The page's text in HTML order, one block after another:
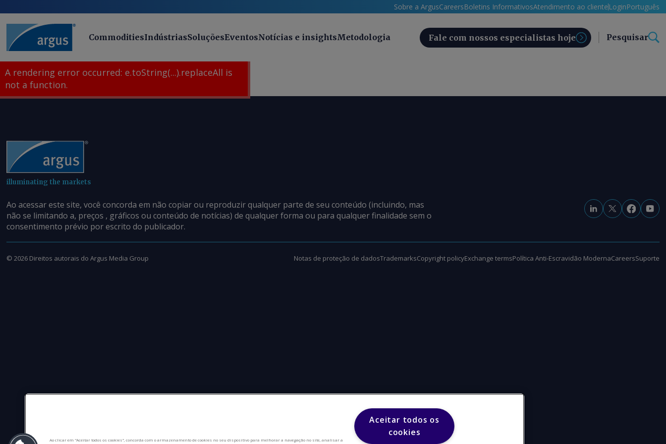
Sobre a ArgusCareersBoletins InformativosAtendimento ao cliente LoginPortuguês
CommoditiesIndústriasSoluçõesEventosNotícias e insightsMetodologia Fale com nossos especialistas hoje Pesquisar
A rendering error occurred: e.toString(...).replaceAll is
not a function.
illuminating the markets
Ao acessar este site, você concorda em não copiar ou reproduzir qualquer parte de seu conteúdo (incluindo, mas
não se limitando a, preços , gráficos ou conteúdo de notícias) de qualquer forma ou para qualquer finalidade sem o
consentimento prévio por escrito do publicador.
© 2026 Direitos autorais do Argus Media Group Notas de proteção de dadosTrademarksCopyright policyExchange termsPolítica Anti-Escravidão ModernaCareersSuporte
Ao clicar em "Aceitar todos os cookies", concorda com o armazenamento de cookies no seu dispositivo para melhorar a navegação no site, analisar a
Aceitar todos os
cookies